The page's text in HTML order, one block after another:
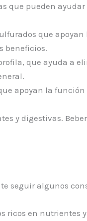
que pueden
que
beneficios.
que ayuda a
apoyan la
y digestivas.
seguir algunos
en nutrientes